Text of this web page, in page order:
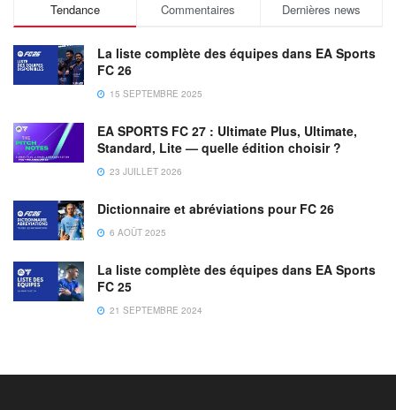
Tendance Commentaires Dernières news
La liste complète des équipes dans EA Sports
FC 26
15 SEPTEMBRE 2025
EA SPORTS FC 27 : Ultimate Plus, Ultimate,
Standard, Lite — quelle édition choisir ?
23 JUILLET 2026
Dictionnaire et abréviations pour FC 26
6 AOÛT 2025
La liste complète des équipes dans EA Sports
FC 25
21 SEPTEMBRE 2024